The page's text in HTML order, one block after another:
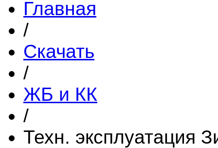
Главная
/
Скачать
/
ЖБ и КК
/
Техн. эксплуатация